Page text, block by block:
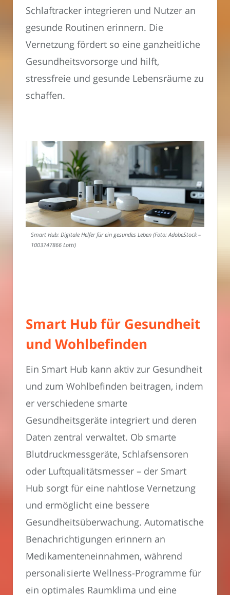
Schlaftracker integrieren und Nutzer an
gesunde Routinen erinnern. Die
Vernetzung fördert so eine ganzheitliche
Gesundheitsvorsorge und hilft,
stressfreie und gesunde Lebensräume zu
schaffen.
Smart Hub: Digitale Helfer für ein gesundes Leben (Foto: AdobeStock –
1003747866 Lotti)
Smart Hub für Gesundheit
und Wohlbefinden
Ein Smart Hub kann aktiv zur Gesundheit
und zum Wohlbefinden beitragen, indem
er verschiedene smarte
Gesundheitsgeräte integriert und deren
Daten zentral verwaltet. Ob smarte
Blutdruckmessgeräte, Schlafsensoren
oder Luftqualitätsmesser – der Smart
Hub sorgt für eine nahtlose Vernetzung
und ermöglicht eine bessere
Gesundheitsüberwachung. Automatische
Benachrichtigungen erinnern an
Medikamenteneinnahmen, während
personalisierte Wellness-Programme für
ein optimales Raumklima und eine